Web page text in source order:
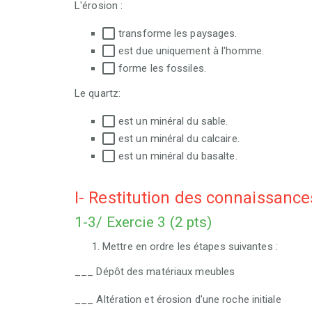
L'érosion :
transforme les paysages.
est due uniquement à l'homme.
forme les fossiles.
Le quartz:
est un minéral du sable.
est un minéral du calcaire.
est un minéral du basalte.
I- Restitution des
1-3/ Exercie 3 (2 pts)
Mettre en ordre les étapes suivantes :
___ Dépôt des matériaux meubles
___ Altération et érosion d'une roche initiale